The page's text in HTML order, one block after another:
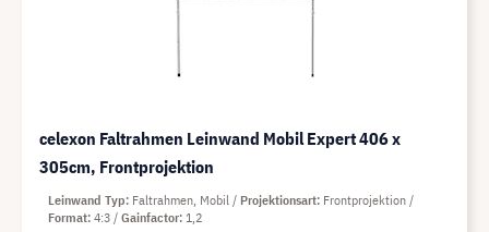
celexon Faltrahmen Leinwand Mobil Expert 406 x
305cm, Frontprojektion
Leinwand Typ Faltrahmen, Mobil Projektionsart Frontprojektion
Format 4:3 Gainfactor 1,2